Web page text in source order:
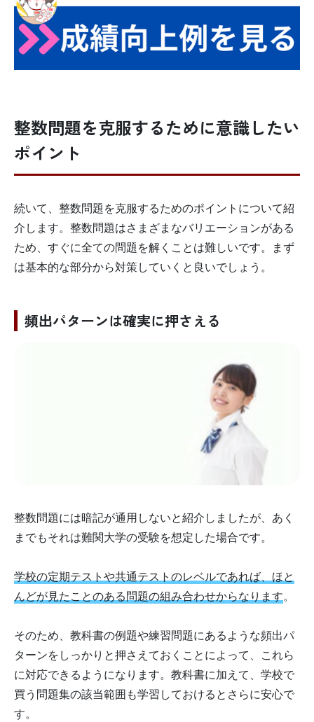
整数問題を克服するために意識したい
ポイント
続いて、整数問題を克服するためのポイントについて紹
介します。整数問題はさまざまなバリエーションがある
ため、すぐに全ての問題を解くことは難しいです。まず
は基本的な部分から対策していくと良いでしょう。
頻出パターンは確実に押さえる
整数問題には暗記が通用しないと紹介しましたが、あく
までもそれは難関大学の受験を想定した場合です。
学校の定期テストや共通テストのレベルであれば、ほと
んどが見たことのある問題の組み合わせからなります。
そのため、教科書の例題や練習問題にあるような頻出パ
ターンをしっかりと押さえておくことによって、これら
に対応できるようになります。教科書に加えて、学校で
買う問題集の該当範囲も学習しておけるとさらに安心で
す。